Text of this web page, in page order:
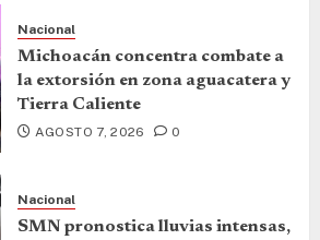
Nacional
Michoacán concentra combate a
la extorsión en zona aguacatera y
Tierra Caliente
AGOSTO 7, 2026 0
Nacional
SMN pronostica lluvias intensas,